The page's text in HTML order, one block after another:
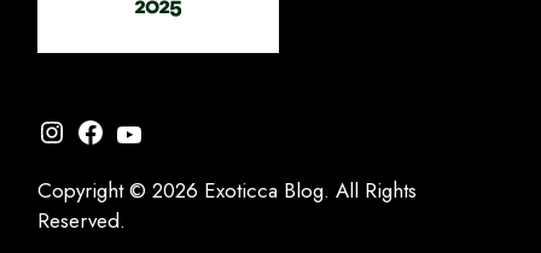
Instagram
Facebook
YouTube
Copyright © 2026 Exoticca Blog. All Rights
Reserved.